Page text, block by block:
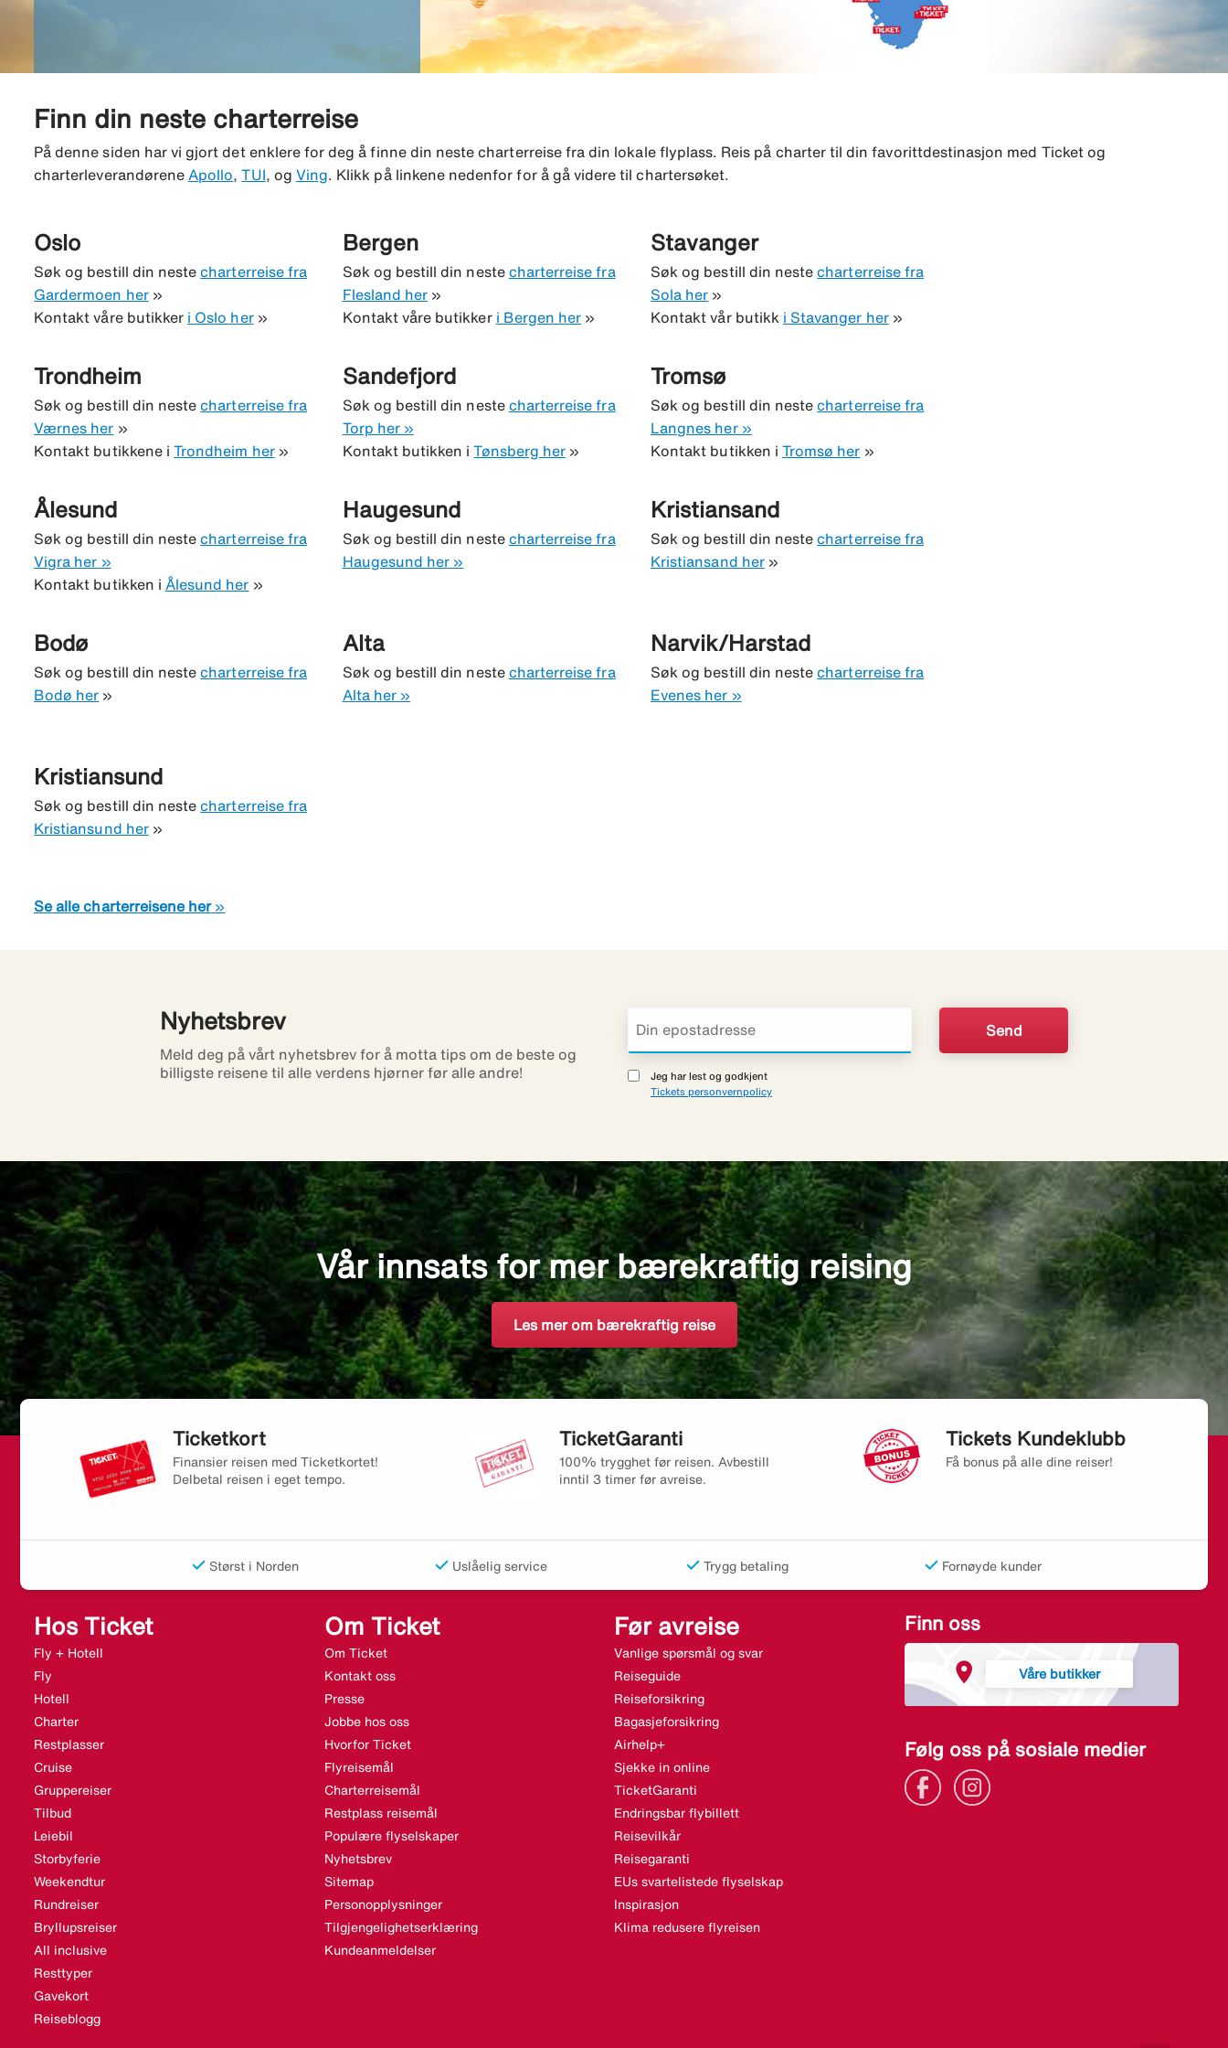
Finn din neste charterreise
På denne siden har vi gjort det enklere for deg å finne din neste charterreise fra din lokale flyplass. Reis på charter til din favorittdestinasjon med Ticket og
charterleverandørene Apollo ,TUI , og Ving . Klikk på linkene nedenfor for å gå videre til chartersøket.
Oslo
Søk og bestill din nestecharterreise fra
Gardermoen her»
Kontakt våre butikker i Oslo her»
Bergen
Søk og bestill din neste charterreise fra
Flesland her »
Kontakt våre butikker i Bergen her »
Stavanger
Søk og bestill din nestecharterreise fra
Sola her »
Kontakt vår butikk i Stavanger her»
Trondheim
Søk og bestill din nestecharterreise fra
Værnes her »
Kontakt butikkene iTrondheim her»
Sandefjord
Søk og bestill din neste charterreise fra
Torp her »
Kontakt butikken iTønsberg her »
Tromsø
Søk og bestill din nestecharterreise fra
Langnes her »
Kontakt butikken i Tromsø her »
Ålesund
Søk og bestill din nestecharterreise fra
Vigra her »
Kontakt butikken i Ålesund her »
Haugesund
Søk og bestill din neste charterreise fra
Haugesund her »
Kristiansand
Søk og bestill din nestecharterreise fra
Kristiansand her»
Bodø
Søk og bestill din nestecharterreise fra
Bodø her »
Alta
Søk og bestill din neste charterreise fra
Alta her »
Narvik/Harstad
Søk og bestill din nestecharterreise fra
Evenes her »
Kristiansund
Søk og bestill din nestecharterreise fra
Kristiansund her»
Se alle charterreisene her»
Nyhetsbrev
Meld deg på vårt nyhetsbrev for å motta tips om de beste og
billigste reisene til alle verdens hjørner før alle andre!
Jeg har lest og godkjent
Tickets personvernpolicy
Vår innsats for mer bærekraftig reising
Les mer om bærekraftig reise
Ticketkort
Finansier reisen med Ticketkortet!
Delbetal reisen i eget tempo.
TicketGaranti
100% trygghet før reisen. Avbestill
inntil 3 timer før avreise.
Tickets Kundeklubb
Få bonus på alle dine reiser!
Størst i Norden Uslåelig service Trygg betaling Fornøyde kunder
Hos Ticket
Fly + Hotell
Fly
Hotell
Charter
Restplasser
Cruise
Gruppereiser
Tilbud
Leiebil
Storbyferie
Weekendtur
Rundreiser
Bryllupsreiser
All inclusive
Resttyper
Gavekort
Reiseblogg
Om Ticket
Om Ticket
Kontakt oss
Presse
Jobbe hos oss
Hvorfor Ticket
Flyreisemål
Charterreisemål
Restplass reisemål
Populære flyselskaper
Nyhetsbrev
Sitemap
Personopplysninger
Tilgjengelighetserklæring
Kundeanmeldelser
Før avreise
Vanlige spørsmål og svar
Reiseguide
Reiseforsikring
Bagasjeforsikring
Airhelp+
Sjekke in online
TicketGaranti
Endringsbar flybillett
Reisevilkår
Reisegaranti
EUs svartelistede flyselskap
Inspirasjon
Klima redusere flyreisen
Finn oss
Våre butikker
Følg oss på sosiale medier